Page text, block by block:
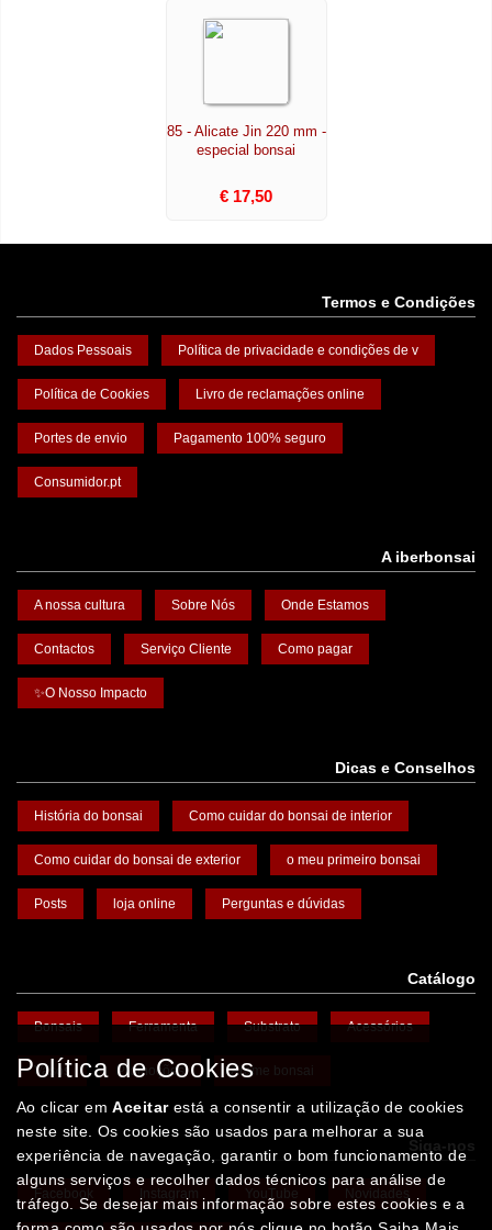
85 - Alicate Jin 220 mm -
especial bonsai
€ 17,50
Termos e Condições
Dados Pessoais Política de privacidade e condições de v
Política de Cookies Livro de reclamações online
Portes de envio Pagamento 100% seguro
Consumidor.pt
A iberbonsai
A nossa cultura Sobre Nós Onde Estamos
Contactos Serviço Cliente Como pagar
✨O Nosso Impacto
Dicas e Conselhos
História do bonsai Como cuidar do bonsai de interior
Como cuidar do bonsai de exterior o meu primeiro bonsai
Posts loja online Perguntas e dúvidas
Catálogo
Bonsais Ferramenta Substrato Acessórios
Vasos Promoções Arame bonsai
Siga-nos
Facebook Instagram YouTube Novidades
Política de Cookies
Ao clicar emAceitarestá a consentir a utilização de cookies
neste site. Os cookies são usados para melhorar a sua
experiência de navegação, garantir o bom funcionamento de
alguns serviços e recolher dados técnicos para análise de
tráfego. Se desejar mais informação sobre estes cookies e a